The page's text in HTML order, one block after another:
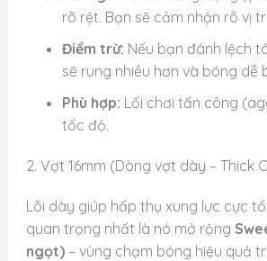
rõ rệt. Bạn sẽ cảm nhận rõ vị
Điểm trừ: Nếu bạn đánh lệch
sẽ rung nhiều hơn và bóng dễ
Phù hợp: Lối chơi tấn công
tốc độ.
2. Vợt 16mm (Dòng vợt dày – Thick
Lõi dày giúp hấp thụ xung lực cực
quan trọng nhất là nó mở rộng
ngọt)– vùng chạm bóng hiệu quả